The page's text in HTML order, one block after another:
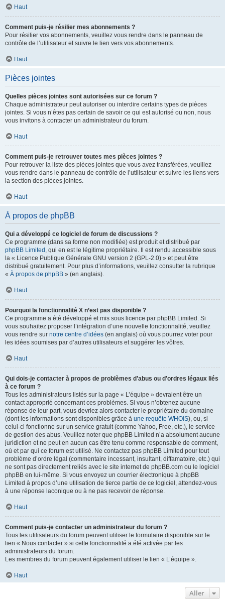
Haut
Comment puis-je résilier mes abonnements ?
Pour résilier vos abonnements, veuillez vous rendre dans le panneau de
contrôle de l’utilisateur et suivre le lien vers vos abonnements.
Haut
Pièces jointes
Quelles pièces jointes sont autorisées sur ce forum ?
Chaque administrateur peut autoriser ou interdire certains types de pièces
jointes. Si vous n’êtes pas certain de savoir ce qui est autorisé ou non, nous
vous invitons à contacter un administrateur du forum.
Haut
Comment puis-je retrouver toutes mes pièces jointes ?
Pour retrouver la liste des pièces jointes que vous avez transférées, veuillez
vous rendre dans le panneau de contrôle de l’utilisateur et suivre les liens vers
la section des pièces jointes.
Haut
À propos de phpBB
Qui a développé ce logiciel de forum de discussions ?
Ce programme (dans sa forme non modifiée) est produit et distribué par
phpBB Limited , qui en est le légitime propriétaire. Il est rendu accessible sous
la « Licence Publique Générale GNU version 2 (GPL-2.0) » et peut être
distribué gratuitement. Pour plus d’informations, veuillez consulter la rubrique
« À propos de phpBB » (en anglais).
Haut
Pourquoi la fonctionnalité X n’est pas disponible ?
Ce programme a été développé et mis sous licence par phpBB Limited. Si
vous souhaitez proposer l’intégration d’une nouvelle fonctionnalité, veuillez
vous rendre sur notre centre d’idées (en anglais) où vous pourrez voter pour
les idées soumises par d’autres utilisateurs et suggérer les vôtres.
Haut
Qui dois-je contacter à propos de problèmes d’abus ou d’ordres légaux liés
à ce forum ?
Tous les administrateurs listés sur la page « L’équipe » devraient être un
contact approprié concernant ces problèmes. Si vous n’obtenez aucune
réponse de leur part, vous devriez alors contacter le propriétaire du domaine
(dont les informations sont disponibles grâce à une requête WHOIS), ou, si
celui-ci fonctionne sur un service gratuit (comme Yahoo, Free, etc.), le service
de gestion des abus. Veuillez noter que phpBB Limited n’a absolument aucune
juridiction et ne peut en aucun cas être tenu comme responsable de comment,
où et par qui ce forum est utilisé. Ne contactez pas phpBB Limited pour tout
problème d’ordre légal (commentaire incessant, insultant, diffamatoire, etc.) qui
ne sont pas directement reliés avec le site internet de phpBB.com ou le logiciel
phpBB en lui-même. Si vous envoyez un courrier électronique à phpBB
Limited à propos d’une utilisation de tierce partie de ce logiciel, attendez-vous
à une réponse laconique ou à ne pas recevoir de réponse.
Haut
Comment puis-je contacter un administrateur du forum ?
Tous les utilisateurs du forum peuvent utiliser le formulaire disponible sur le
lien « Nous contacter » si cette fonctionnalité a été activée par les
administrateurs du forum.
Les membres du forum peuvent également utiliser le lien « L’équipe ».
Haut
Aller